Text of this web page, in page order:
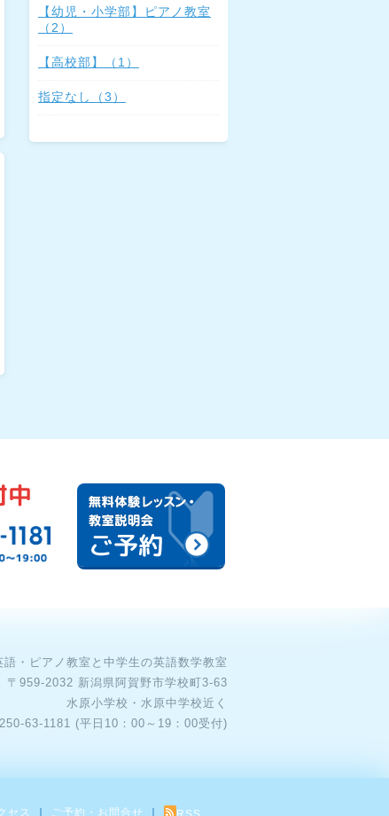
【幼児・小学部】ピアノ教室
（2）
【高校部】（1）
指定なし（3）
・ピアノ教室と中学生の英語数学教室
〒959-2032 新潟県阿賀野市学校町3-63
水原小学校・水原中学校近く
セス ご予約・お問合せ